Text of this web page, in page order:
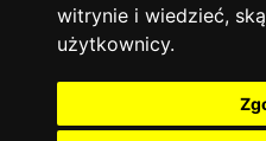
witrynie i wiedzieć,
użytkownicy.
Język polski
Fizyka
Język